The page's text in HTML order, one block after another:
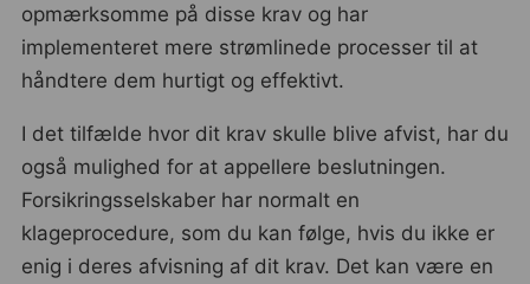
opmærksomme på disse krav og har
implementeret mere strømlinede processer til at
håndtere dem hurtigt og effektivt.
I det tilfælde hvor dit krav skulle blive afvist, har du
også mulighed for at appellere beslutningen.
Forsikringsselskaber har normalt en
klageprocedure, som du kan følge, hvis du ikke er
enig i deres afvisning af dit krav. Det kan være en